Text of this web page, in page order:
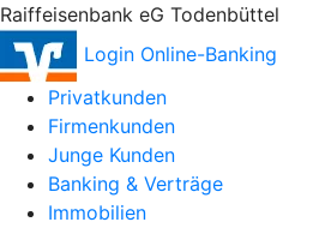
Raiffeisenbank eG Todenbüttel
Login Online-Banking
Privatkunden
Firmenkunden
Junge Kunden
Banking & Verträge
Immobilien